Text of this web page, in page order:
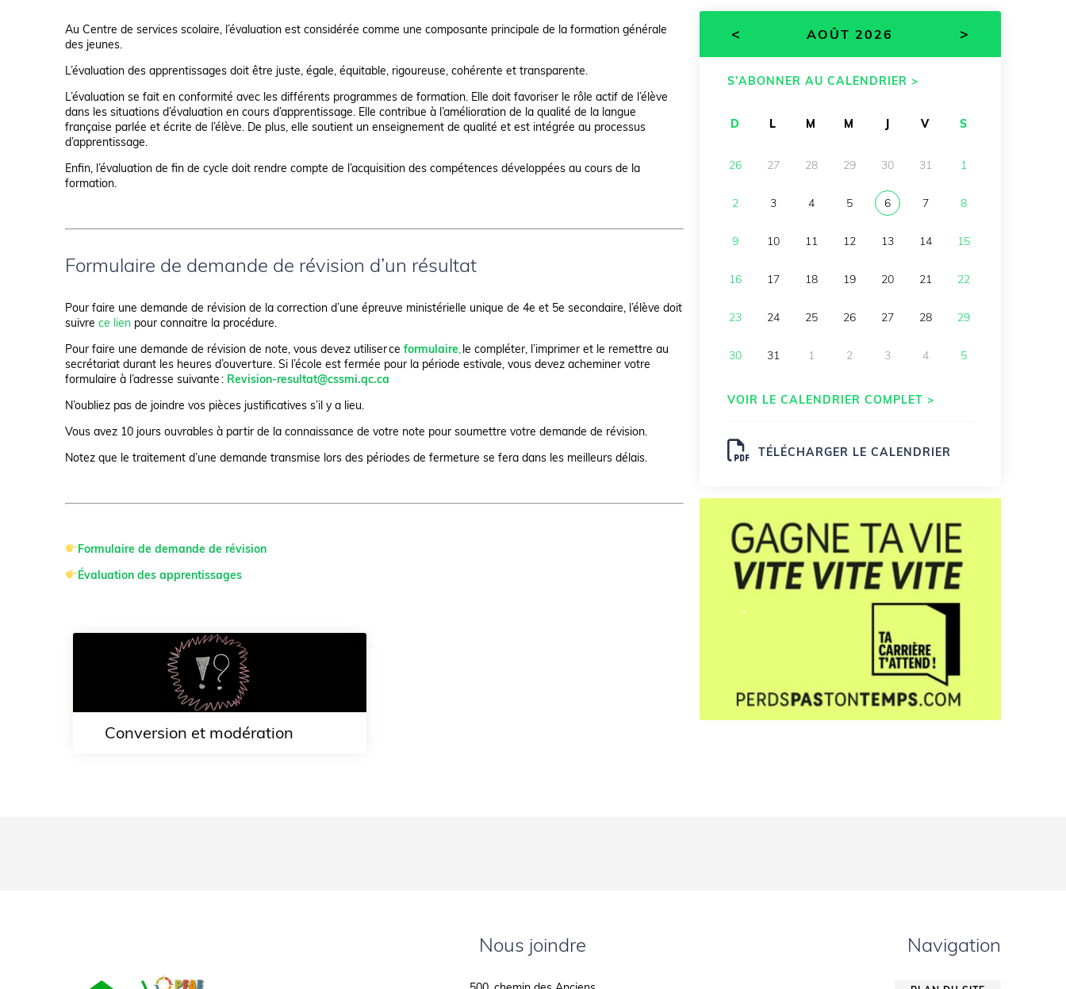
Au Centre de services scolaire, l’évaluation est considérée comme une composante principale de la formation générale
des jeunes.
L’évaluation des apprentissages doit être juste, égale, équitable, rigoureuse, cohérente et transparente.
L’évaluation se fait en conformité avec les différents programmes de formation. Elle doit favoriser le rôle actif de l’élève
dans les situations d’évaluation en cours d’apprentissage. Elle contribue à l’amélioration de la qualité de la langue
française parlée et écrite de l’élève. De plus, elle soutient un enseignement de qualité et est intégrée au processus
d’apprentissage.
Enfin, l’évaluation de fin de cycle doit rendre compte de l’acquisition des compétences développées au cours de la
formation.
Formulaire de demande de révision d’un résultat
Pour faire une demande de révision de la correction d’une épreuve ministérielle unique de 4e et 5e secondaire, l’élève doit
suivre ce lien pour connaitre la procédure.
Pour faire une demande de révision de note, vous devez utiliser ce formulaire,le compléter, l’imprimer et le remettre au
secrétariat durant les heures d’ouverture. Si l’école est fermée pour la période estivale, vous devez acheminer votre
formulaire à l’adresse suivante : Revision-resultat@cssmi.qc.ca
N’oubliez pas de joindre vos pièces justificatives s’il y a lieu.
Vous avez 10 jours ouvrables à partir de la connaissance de votre note pour soumettre votre demande de révision.
Notez que le traitement d’une demande transmise lors des périodes de fermeture se fera dans les meilleurs délais.
Formulaire de demande de révision
Évaluation des apprentissages
Conversion et modération
< AOÛT 2026 >
S’ABONNER AU CALENDRIER >
D L M M J V S
26 27 28 29 30 31 1
2 3 4 5 6 7 8
9 10 11 12 13 14 15
16 17 18 19 20 21 22
23 24 25 26 27 28 29
30 31 1 2 3 4 5
VOIR LE CALENDRIER COMPLET >
TÉLÉCHARGER LE CALENDRIER
.
Nous joindre Navigation